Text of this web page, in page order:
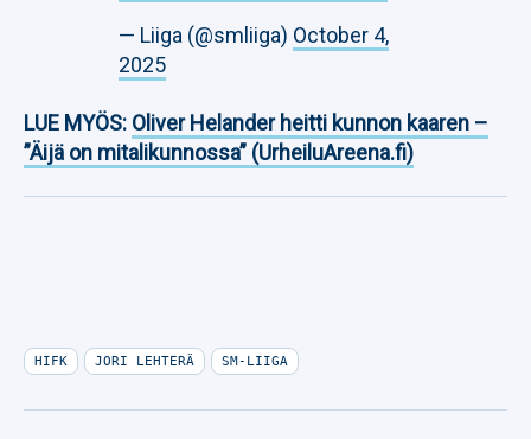
— Liiga (@smliiga) October 4,
2025
LUE MYÖS: Oliver Helander heitti kunnon kaaren –
”Äijä on mitalikunnossa” (UrheiluAreena.fi)
HIFK JORI LEHTERÄ SM-LIIGA